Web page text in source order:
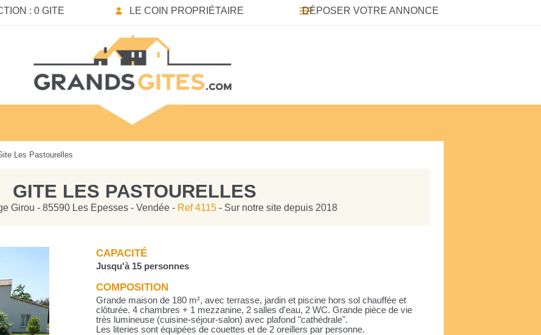
: 0 GITE LE COIN PROPRIÉTAIRE DÉPOSER VOTRE ANNONCE
Les Pastourelles
GITE LES PASTOURELLES
Girou - 85590 Les Epesses - Vendée - Ref 4115- Sur notre site depuis 2018
CAPACITÉ
Jusqu'à 15 personnes
COMPOSITION
Grande maison de 180 m², avec terrasse, jardin et piscine hors sol chauffée et
clôturée. 4 chambres + 1 mezzanine, 2 salles d'eau, 2 WC. Grande pièce de vie
très lumineuse (cuisine-séjour-salon) avec plafond "cathédrale".
Les literies sont équipées de couettes et de 2 oreillers par personne.